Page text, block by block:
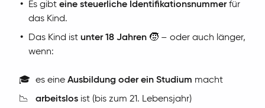
Es gibt eine steuerliche Identifikationsnummerfür
das Kind.
Das Kind ist unter 18 Jahren 🧒 – oder auch länger,
wenn:
🎓 es eine Ausbildung oder ein Studium macht
📉
arbeitslos ist (bis zum 21. Lebensjahr)